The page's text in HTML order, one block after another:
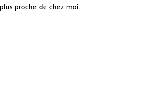
proche de chez moi.